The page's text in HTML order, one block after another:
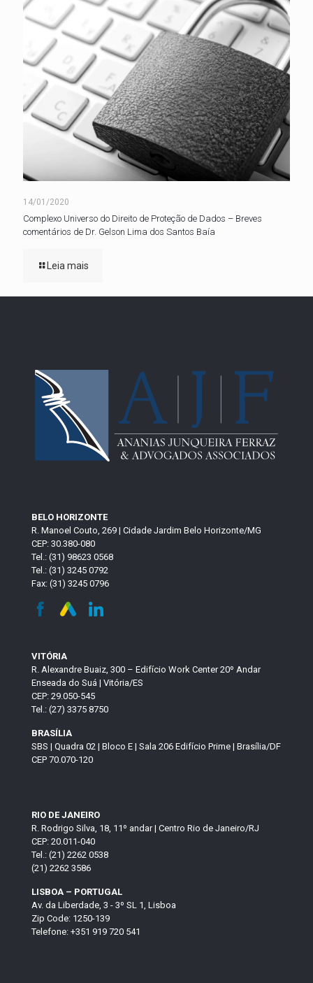
14/01/2020
Complexo Universo do Direito de Proteção de Dados – Breves
comentários de Dr. Gelson Lima dos Santos Baía
Leia mais
BELO HORIZONTE
R. Manoel Couto, 269 | Cidade Jardim Belo Horizonte/MG
CEP: 30.380-080
Tel.: (31) 98623 0568
Tel.: (31) 3245 0792
Fax: (31) 3245 0796
VITÓRIA
R. Alexandre Buaiz, 300 – Edifício Work Center 20º Andar
Enseada do Suá | Vitória/ES
CEP: 29.050-545
Tel.: (27) 3375 8750
BRASÍLIA
SBS | Quadra 02 | Bloco E | Sala 206 Edifício Prime | Brasília/DF
CEP 70.070-120
RIO DE JANEIRO
R. Rodrigo Silva, 18, 11º andar | Centro Rio de Janeiro/RJ
CEP: 20.011-040
Tel.: (21) 2262 0538
(21) 2262 3586
LISBOA – PORTUGAL
Av. da Liberdade, 3 - 3º SL 1, Lisboa
Zip Code: 1250-139
Telefone: +351 919 720 541